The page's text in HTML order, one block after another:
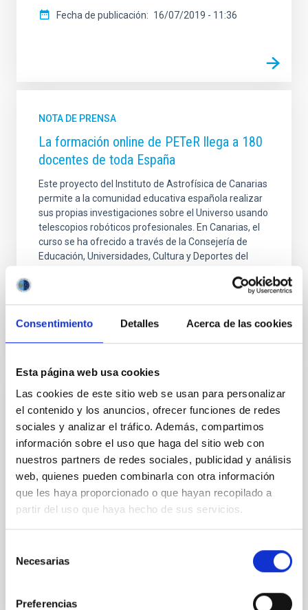
Consentimiento Detalles Acerca de las cookies
Esta página web usa cookies
Las cookies de este sitio web se usan para personalizar
el contenido y los anuncios, ofrecer funciones de redes
sociales y analizar el tráfico. Además, compartimos
información sobre el uso que haga del sitio web con
nuestros partners de redes sociales, publicidad y análisis
web, quienes pueden combinarla con otra información
que les haya proporcionado o que hayan recopilado a
partir del uso que haya hecho de sus servicios.
Necesarias
Preferencias
Fecha de publicación 16/07/2019 - 11:36
NOTA DE PRENSA
La formación online de PETeR llega a 180
docentes de toda España
Este proyecto del Instituto de Astrofísica de Canarias
permite a la comunidad educativa española realizar
sus propias investigaciones sobre el Universo usando
telescopios robóticos profesionales. En Canarias, el
curso se ha ofrecido a través de la Consejería de
Educación, Universidades, Cultura y Deportes del
Un verano más, el IAC abre sus puertas a
la formación de profesorado
La sede central del Instituto de Astrofísica de
Canarias (IAC), en La Laguna, acoge durante esta
semana la IV edición del Curso Internacional de
Verano “Astronomy Adventure in the Canary Islands”,